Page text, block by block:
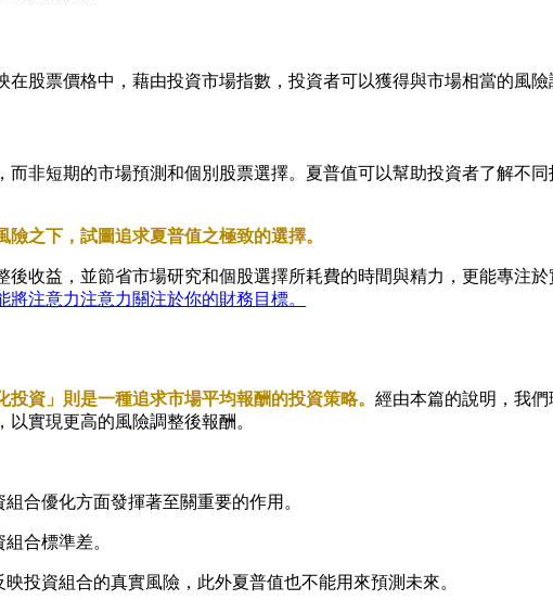
股票價格中，藉由投資市場指數，投資者可以獲得與市場相當的風險
非短期的市場預測和個別股票選擇。夏普值可以幫助投資者了解不
之下，試圖追求夏普值之極致的選擇。
收益，並節省市場研究和個股選擇所耗費的時間與精力，更能專注
將注意力注意力關注於你的財務目標。
資」則是一種追求市場平均報酬的投資策略。 經由本篇的說明，我
實現更高的風險調整後報酬。
合優化方面發揮著至關重要的作用。
合標準差。
投資組合的真實風險，此外夏普值也不能用來預測未來。